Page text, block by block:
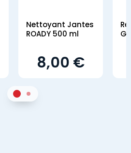
Nettoyant Jantes
ROADY 500 ml
8,00 €
Sur 22Sur 2